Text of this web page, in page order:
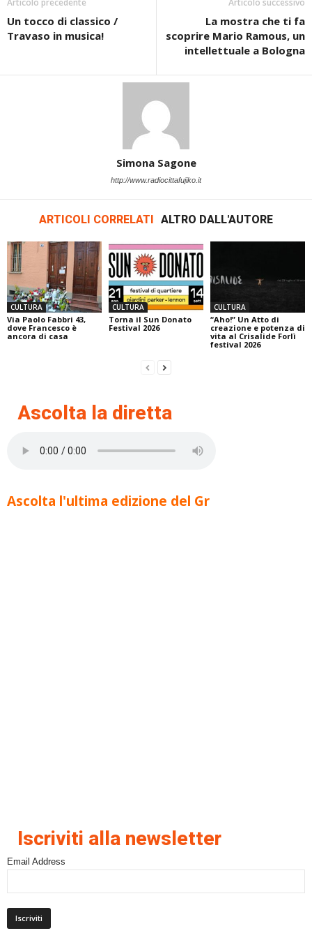
Articolo precedente
Un tocco di classico /
Travaso in musica!
Articolo successivo
La mostra che ti fa
scoprire Mario Ramous, un
intellettuale a Bologna
Simona Sagone
http://www.radiocittafujiko.it
ARTICOLI CORRELATI ALTRO DALL'AUTORE
CULTURA
Via Paolo Fabbri 43,
dove Francesco è
ancora di casa
CULTURA
Torna il Sun Donato
Festival 2026
CULTURA
“Aho!” Un Atto di
creazione e potenza di
vita al Crisalide Forlì
festival 2026
Ascolta la diretta
Ascolta l'ultima edizione del Gr
Iscriviti alla newsletter
Email Address